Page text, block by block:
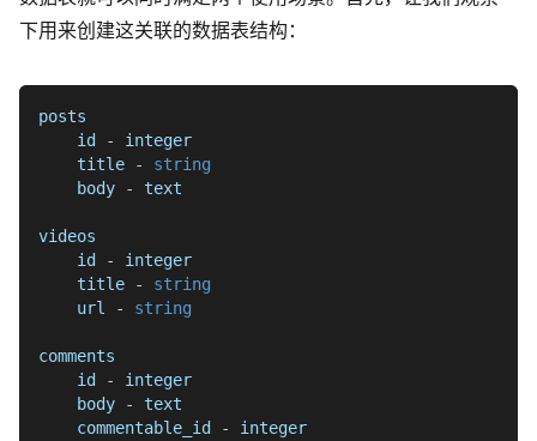
下用来创建这关联的数据表结构：
posts
    id
-
integer
    title
-
string
    body
- text
videos
    id
-
integer
    title
-
string
    url
- string
comments
    id
-
integer
    body
-
text
    commentable_id
-
integer